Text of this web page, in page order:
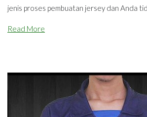
jenis proses pembuatan jersey dan Anda
Read More